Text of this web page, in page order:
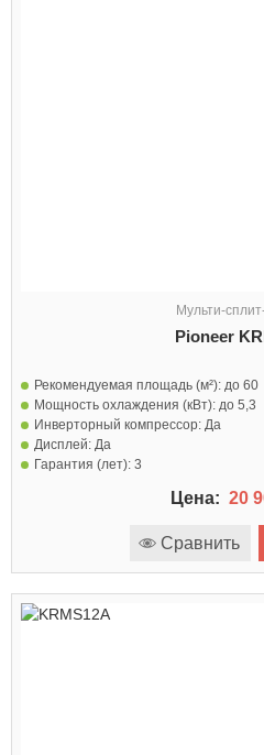
Мульти-
Pioneer
Рекомендуемая площадь (м²): до 60
Мощность охлаждения (кВт): до 5,3
Инверторный компрессор: Да
Дисплей: Да
Гарантия (лет): 3
Цена: 20
Сравнить